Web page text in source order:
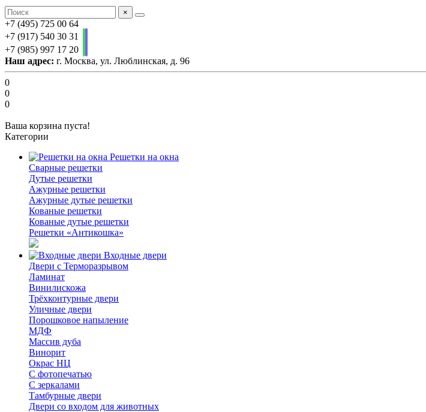
×
+7 (495) 725 00 64
+7 (917) 540 30 31
+7 (985) 997 17 20
Наш адрес: г. Москва, ул. Люблинская, д. 96
0
0
0
Ваша корзина пуста!
Категории
Решетки на окна
Сварные решетки
Дутые решетки
Ажурные решетки
Ажурные дутые решетки
Кованые решетки
Кованые дутые решетки
Решетки «Антикошка»
Входные двери
Двери с Терморазрывом
Ламинат
Винилискожа
Трёхконтурные двери
Уличные двери
Порошковое напыление
МДФ
Массив дуба
Винорит
Окрас НЦ
С фотопечатью
С зеркалами
Тамбурные двери
Двери со входом для животных